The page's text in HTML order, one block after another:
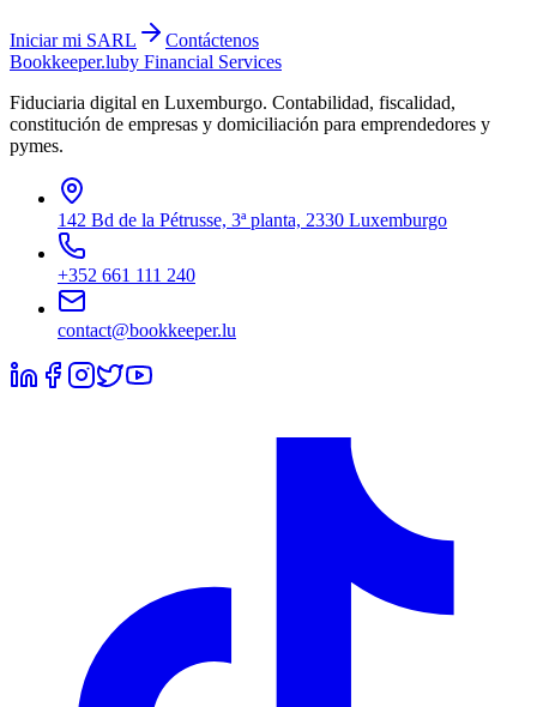
Iniciar mi SARL
Contáctenos
Bookkeeper.luby Financial Services
Fiduciaria digital en Luxemburgo. Contabilidad, fiscalidad,
constitución de empresas y domiciliación para emprendedores y
pymes.
142 Bd de la Pétrusse, 3ª planta, 2330 Luxemburgo
+352 661 111 240
contact@bookkeeper.lu